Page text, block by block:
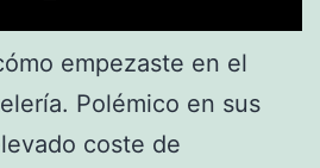
empezaste en el
Polémico en sus
coste de